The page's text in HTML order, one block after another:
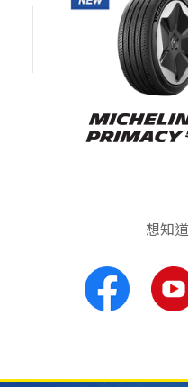
想知